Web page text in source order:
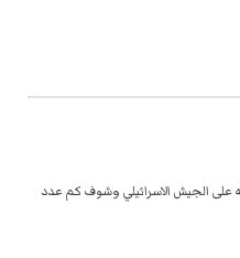
على الجيش الاسرائيلي وشوف كم عدد